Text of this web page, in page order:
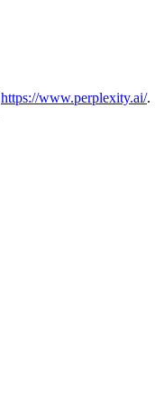
https://www.perplexity.ai/.